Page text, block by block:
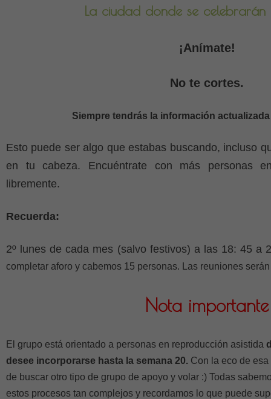
La ciudad donde se
¡Anímate!
No te cortes.
Siempre tendrás la información
Esto puede ser algo que estabas buscando, incluso
en tu cabeza. Encuéntrate con más personas
libremente.
Recuerda:
2º lunes de cada mes (salvo festivos) a las 18: 45 a
completar aforo y cabemos 15 personas. Las reuniones
Nota importante
El grupo está orientado a personas en reproducción asistida
desee incorporarse hasta la semana 20. Con la eco de
de buscar otro tipo de grupo de apoyo y volar :) Todas
estos procesos tan complejos y recordamos lo que puede